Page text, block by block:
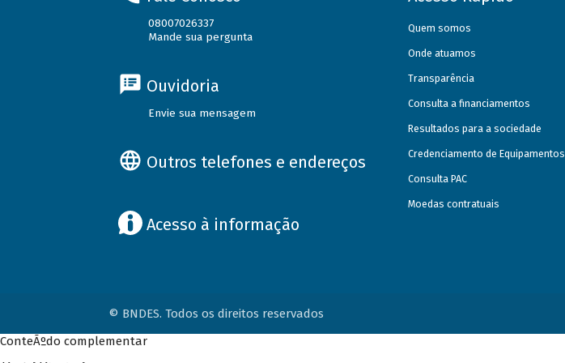
08007026337
Mande sua pergunta
Ouvidoria
Envie sua mensagem
Outros telefones e endereços
Acesso à informação
Quem somos
Onde atuamos
Transparência
Consulta a financiamentos
Resultados para a sociedade
Credenciamento de Equipamentos
Consulta PAC
Moedas contratuais
© BNDES. Todos os direitos reservados
ConteÃºdo complementar